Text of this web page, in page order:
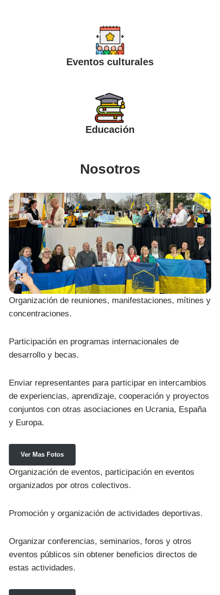
Eventos culturales
Educación
Nosotros
Organización de reuniones, manifestaciones, mítines y
concentraciones.
Participación en programas internacionales de
desarrollo y becas.
Enviar representantes para participar en intercambios
de experiencias, aprendizaje, cooperación y proyectos
conjuntos con otras asociaciones en Ucrania, España
y Europa.
Ver Mas Fotos
Organización de eventos, participación en eventos
organizados por otros colectivos.
Promoción y organización de actividades deportivas.
Organizar conferencias, seminarios, foros y otros
eventos públicos sin obtener beneficios directos de
estas actividades.